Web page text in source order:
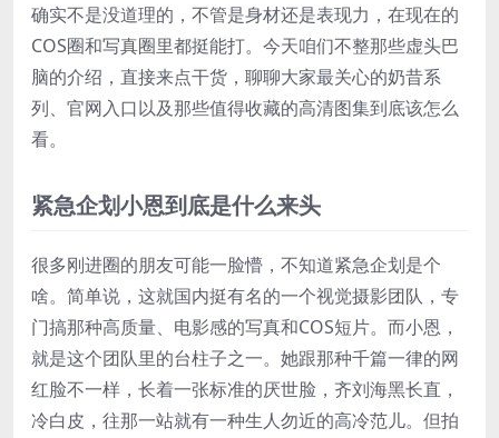
确实不是没道理的，不管是身材还是表现力，在现在的
COS圈和写真圈里都挺能打。今天咱们不整那些虚头巴
脑的介绍，直接来点干货，聊聊大家最关心的奶昔系
列、官网入口以及那些值得收藏的高清图集到底该怎么
看。
紧急企划小恩到底是什么来头
很多刚进圈的朋友可能一脸懵，不知道紧急企划是个
啥。简单说，这就国内挺有名的一个视觉摄影团队，专
门搞那种高质量、电影感的写真和COS短片。而小恩，
就是这个团队里的台柱子之一。她跟那种千篇一律的网
红脸不一样，长着一张标准的厌世脸，齐刘海黑长直，
冷白皮，往那一站就有一种生人勿近的高冷范儿。但拍